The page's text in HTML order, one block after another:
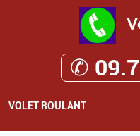
✆
VOLET ROULANT